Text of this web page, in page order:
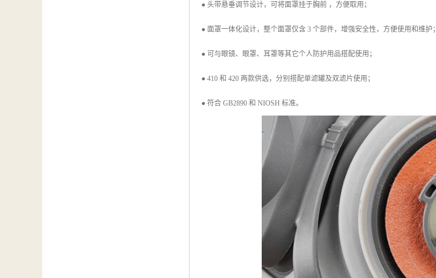
● 头带悬垂调节设计，可将面罩挂于胸前 ，方便取用；
● 面罩一体化设计，整个面罩仅含 3 个部件，增强安全性，方便使用和维护；
● 可与眼镜、眼罩、耳罩等其它个人防护用品搭配使用；
● 410 和 420 两款供选，分别搭配单滤罐及双滤片使用；
● 符合 GB2890 和 NIOSH 标准。